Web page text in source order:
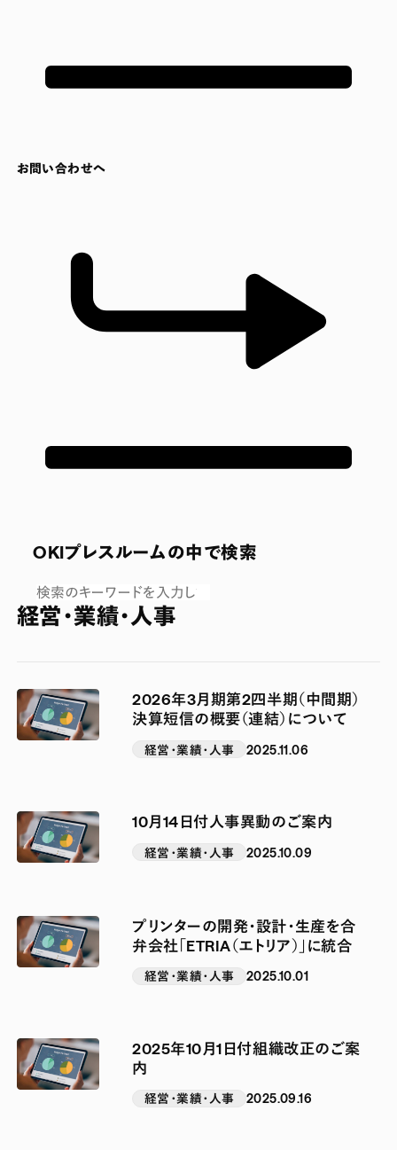
お問い合わせへ
OKIプレスルームの中で検索
経営・業績・人事
2026年3月期第2四半期（中間期）
決算短信の概要（連結）について
経営・業績・人事 2025.11.06
10月14日付人事異動のご案内
経営・業績・人事 2025.10.09
プリンターの開発・設計・生産を合
弁会社「ETRIA（エトリア）」に統合
経営・業績・人事 2025.10.01
2025年10月1日付組織改正のご案
内
経営・業績・人事 2025.09.16